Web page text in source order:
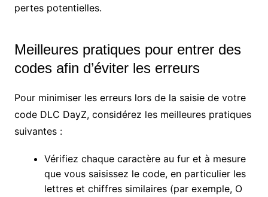
pertes potentielles.
Meilleures pratiques pour entrer des
codes afin d’éviter les erreurs
Pour minimiser les erreurs lors de la saisie de votre
code DLC DayZ, considérez les meilleures pratiques
suivantes :
Vérifiez chaque caractère au fur et à mesure
que vous saisissez le code, en particulier les
lettres et chiffres similaires (par exemple, O